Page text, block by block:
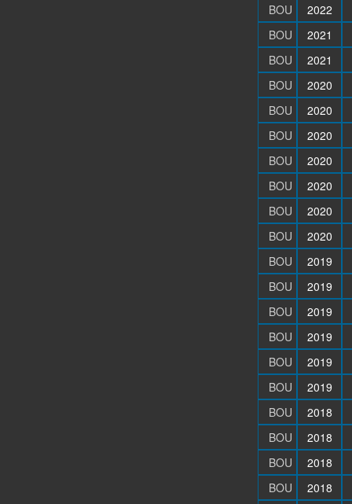
BOU
2022
BOU
2021
BOU
2021
BOU
2020
BOU
2020
BOU
2020
BOU
2020
BOU
2020
BOU
2020
BOU
2020
BOU
2019
BOU
2019
BOU
2019
BOU
2019
BOU
2019
BOU
2019
BOU
2018
BOU
2018
BOU
2018
BOU
2018